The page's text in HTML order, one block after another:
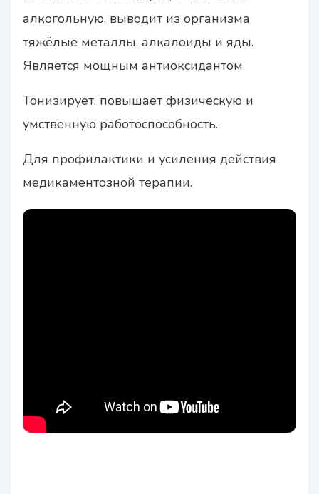
алкогольную, выводит из организма
тяжёлые металлы, алкалоиды и яды.
Является мощным антиоксидантом.
Тонизирует, повышает физическую и
умственную работоспособность.
Для профилактики и усиления действия
медикаментозной терапии.